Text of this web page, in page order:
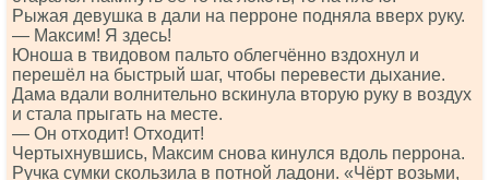
Рыжая девушка в дали на перроне подняла вверх руку.
— Максим! Я здесь!
Юноша в твидовом пальто облегчённо вздохнул и
перешёл на быстрый шаг, чтобы перевести дыхание.
Дама вдали волнительно вскинула вторую руку в воздух
и стала прыгать на месте.
— Он отходит! Отходит!
Чертыхнувшись, Максим снова кинулся вдоль перрона.
Ручка сумки скользила в потной ладони. «Чёрт возьми,